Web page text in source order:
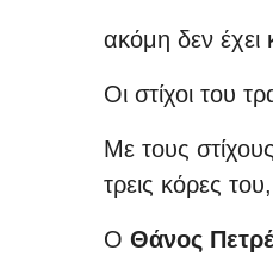
ακόμη δεν έχει
Οι στίχοι του
Με τους
τρεις κόρες
Ο Θάνος